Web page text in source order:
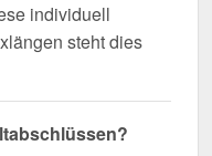
individuell
steht dies